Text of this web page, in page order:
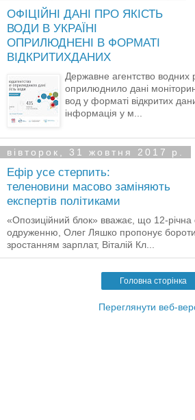
ОФІЦІЙНІ ДАНІ ПРО ЯКІСТЬ
ВОДИ В УКРАЇНІ
ОПРИЛЮДНЕНІ В ФОРМАТІ
ВІДКРИТИХДАНИХ
Державне агентство водних
оприлюднило дані
вод у форматі відкритих
інформація у м...
вівторок, 31 жовтня 2017 р.
Ефір усе стерпить:
теленовини масово заміняють
експертів політиками
«Опозиційний блок» вважає, що 12-річна
одруженню, Олег Ляшко пропонує
зростанням зарплат, Віталій Кл...
Головна сторінка
Переглянути веб-